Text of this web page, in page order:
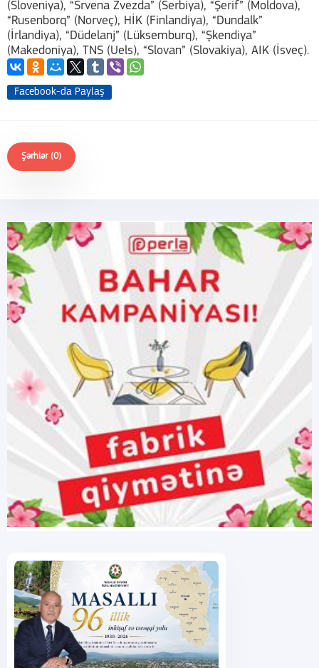
(Sloveniya), “Srvena Zvezda” (Serbiya), “Şerif” (Moldova),
“Rusenborq” (Norveç), HİK (Finlandiya), “Dundalk”
(İrlandiya), “Düdelanj” (Lüksemburq), “Şkendiya”
(Makedoniya), TNS (Uels), “Slovan” (Slovakiya), AIK (İsveç).
Facebook-da Paylaş
Şərhlər (0)